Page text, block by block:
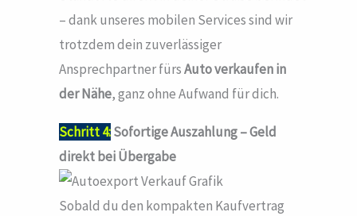
– dank unseres mobilen Services sind wir
trotzdem dein zuverlässiger
Ansprechpartner fürsAuto verkaufen in
der Nähe, ganz ohne Aufwand für dich.
Schritt 4:Sofortige Auszahlung – Geld
direkt bei Übergabe
Sobald du den kompakten Kaufvertrag